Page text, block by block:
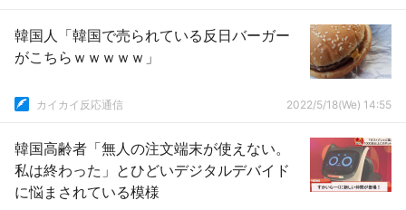
韓国人「韓国で売られている反日バーガー
がこちらｗｗｗｗｗ」
カイカイ反応通信 2022/5/18(We) 14:55
韓国高齢者「無人の注文端末が使えない。
私は終わった」とひどいデジタルデバイド
に悩まされている模様